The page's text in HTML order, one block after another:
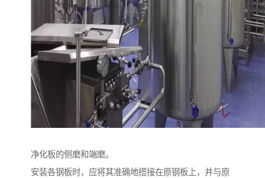
净化板的侧磨和端磨。
安装各钢板时，应将其准确地搭接在原钢板上，并与原